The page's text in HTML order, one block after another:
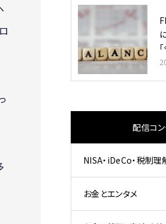
配信コ
NISA・iDeCo・税制理
お金とエンタメ